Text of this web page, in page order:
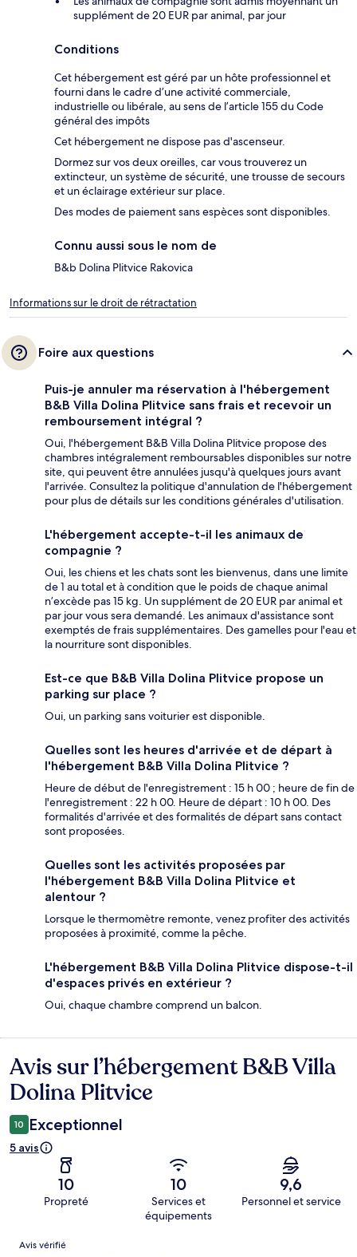
supplément de 20 EUR par animal, par jour
Conditions
Cet hébergement est géré par un hôte professionnel et
fourni dans le cadre d’une activité commerciale,
industrielle ou libérale, au sens de l’article 155 du Code
général des impôts
Cet hébergement ne dispose pas d'ascenseur.
Dormez sur vos deux oreilles, car vous trouverez un
extincteur, un système de sécurité, une trousse de secours
et un éclairage extérieur sur place.
Des modes de paiement sans espèces sont disponibles.
Connu aussi sous le nom de
B&b Dolina Plitvice Rakovica
Informations sur le droit de rétractation
Foire aux questions
Puis-je annuler ma réservation à l'hébergement
B&B Villa Dolina Plitvice sans frais et recevoir un
remboursement intégral ?
Oui, l'hébergement B&B Villa Dolina Plitvice propose des
chambres intégralement remboursables disponibles sur notre
site, qui peuvent être annulées jusqu'à quelques jours avant
l'arrivée. Consultez la politique d'annulation de l'hébergement
pour plus de détails sur les conditions générales d'utilisation.
L'hébergement accepte-t-il les animaux de
compagnie ?
Oui, les chiens et les chats sont les bienvenus, dans une limite
de 1 au total et à condition que le poids de chaque animal
n’excède pas 15 kg. Un supplément de 20 EUR par animal et
par jour vous sera demandé. Les animaux d'assistance sont
exemptés de frais supplémentaires. Des gamelles pour l'eau et
la nourriture sont disponibles.
Est-ce que B&B Villa Dolina Plitvice propose un
parking sur place ?
Oui, un parking sans voiturier est disponible.
Quelles sont les heures d'arrivée et de départ à
l'hébergement B&B Villa Dolina Plitvice ?
Heure de début de l'enregistrement : 15 h 00 ; heure de fin de
l'enregistrement : 22 h 00. Heure de départ : 10 h 00. Des
formalités d'arrivée et des formalités de départ sans contact
sont proposées.
Quelles sont les activités proposées par
l'hébergement B&B Villa Dolina Plitvice et
alentour ?
Lorsque le thermomètre remonte, venez profiter des activités
proposées à proximité, comme la pêche.
L'hébergement B&B Villa Dolina Plitvice dispose-t-il
d'espaces privés en extérieur ?
Oui, chaque chambre comprend un balcon.
Avis
Avis sur l’hébergement B&B Villa
Dolina Plitvice
10 Exceptionnel
5 avis
10
Propreté
10
Services et
équipements
9,6
Personnel et service
Avis
Avis vérifié